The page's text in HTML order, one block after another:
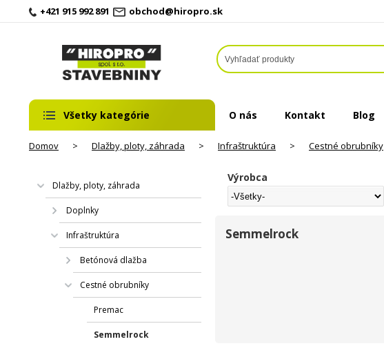
+421 915 992 891 obchod@hiropro.sk
Všetky kategórie O nás Kontakt Blog
Domov > Dlažby, ploty, záhrada > Infraštruktúra > Cestné obrubníky
Dlažby, ploty, záhrada
Doplnky
Infraštruktúra
Betónová dlažba
Cestné obrubníky
Premac
Semmelrock
Výrobca
Semmelrock